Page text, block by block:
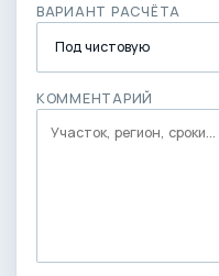
ВАРИАНТ РАСЧЁТА
КОММЕНТАРИЙ